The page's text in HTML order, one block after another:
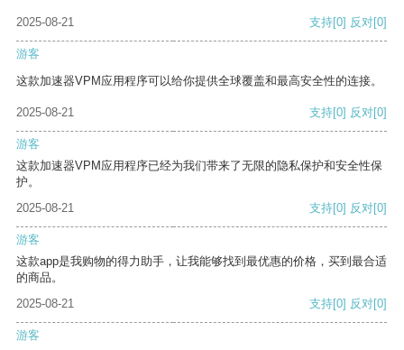
2025-08-21 支持[0] 反对[0]
游客
这款加速器VPM应用程序可以给你提供全球覆盖和最高安全性的连接。
2025-08-21 支持[0] 反对[0]
游客
这款加速器VPM应用程序已经为我们带来了无限的隐私保护和安全性保
护。
2025-08-21
支持[0] 反对[0]
游客
这款app是我购物的得力助手，让我能够找到最优惠的价格，买到最合适
的商品。
2025-08-21
支持[0] 反对[0]
游客